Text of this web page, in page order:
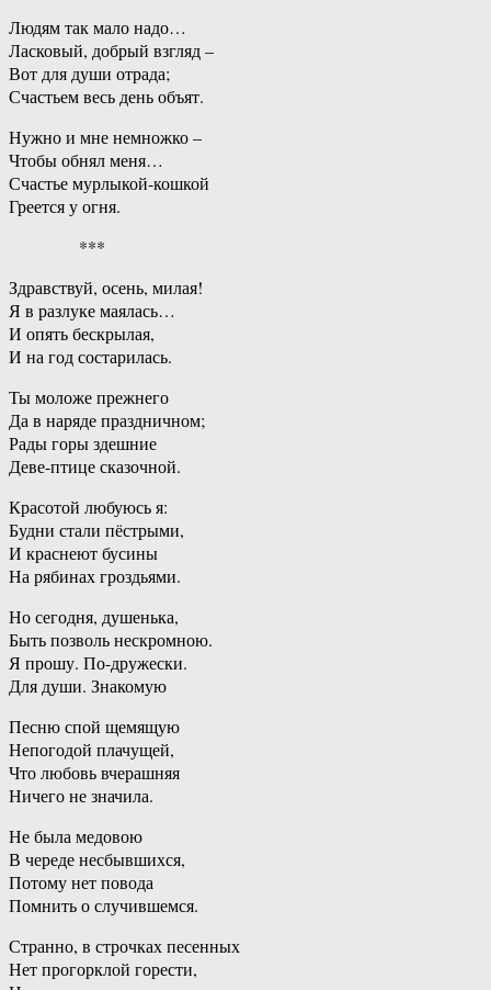
Людям так мало надо…
Ласковый, добрый взгляд –
Вот для души отрада;
Счастьем весь день объят.
Нужно и мне немножко –
Чтобы обнял меня…
Счастье мурлыкой-кошкой
Греется у огня.
***
Здравствуй, осень, милая!
Я в разлуке маялась…
И опять бескрылая,
И на год состарилась.
Ты моложе прежнего
Да в наряде праздничном;
Рады горы здешние
Деве-птице сказочной.
Красотой любуюсь я:
Будни стали пёстрыми,
И краснеют бусины
На рябинах гроздьями.
Но сегодня, душенька,
Быть позволь нескромною.
Я прошу. По-дружески.
Для души. Знакомую
Песню спой щемящую
Непогодой плачущей,
Что любовь вчерашняя
Ничего не значила.
Не была медовою
В череде несбывшихся,
Потому нет повода
Помнить о случившемся.
Странно, в строчках песенных
Нет прогорклой горести,